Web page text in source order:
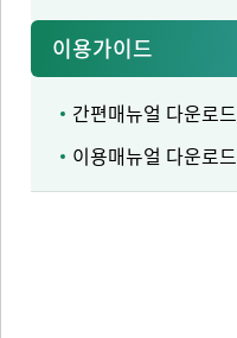
이용가이드
간편매뉴얼 다운로드
이용매뉴얼 다운로드